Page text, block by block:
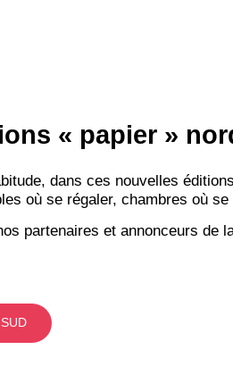
« papier »
dans ces nouvelles
où se régaler, chambres où
partenaires et annonceurs de